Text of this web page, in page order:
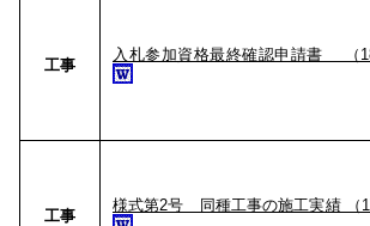
工事
入札参加資格最終確認申請書 （
工事
様式第2号 同種工事の施工実績 （